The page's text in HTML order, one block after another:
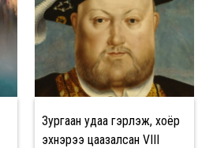
Зургаан удаа гэрлэж, хоёр
эхнэрээ цаазалсан VIII